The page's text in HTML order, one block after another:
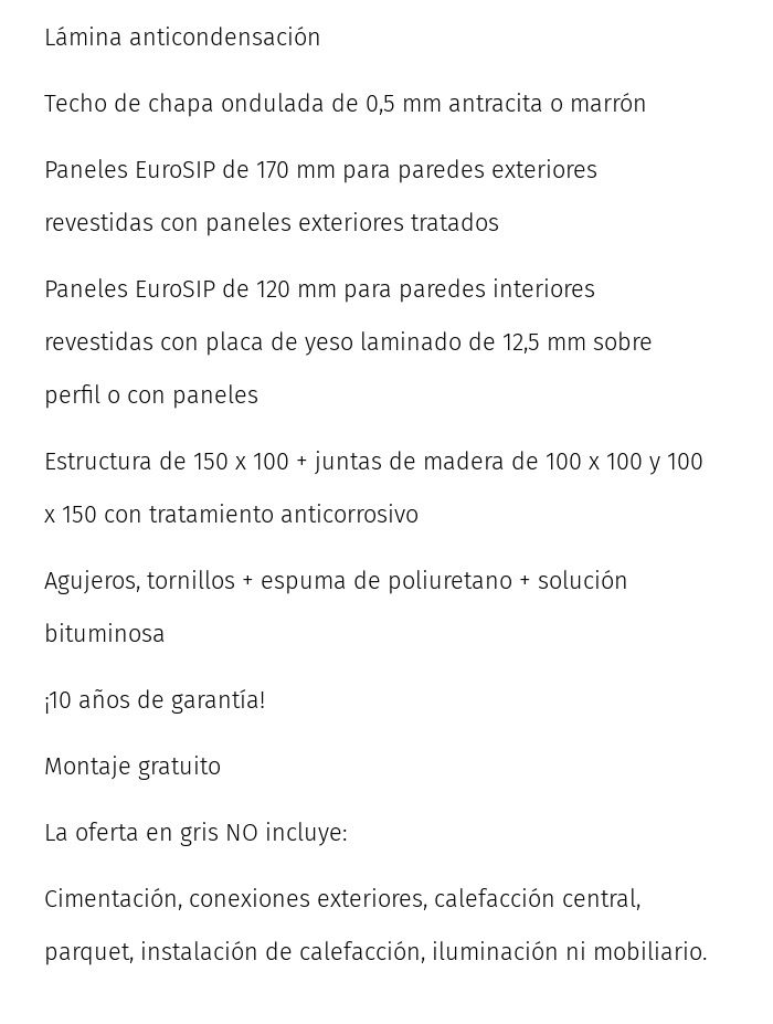
Lámina anticondensación
Techo de chapa ondulada de 0,5 mm antracita o marrón
Paneles EuroSIP de 170 mm para paredes exteriores
revestidas con paneles exteriores tratados
Paneles EuroSIP de 120 mm para paredes interiores
revestidas con placa de yeso laminado de 12,5 mm sobre
perfil o con paneles
Estructura de 150 x 100 + juntas de madera de 100 x 100 y 100
x 150 con tratamiento anticorrosivo
Agujeros, tornillos + espuma de poliuretano + solución
bituminosa
¡10 años de garantía!
Montaje gratuito
La oferta en gris NO incluye:
Cimentación, conexiones exteriores, calefacción central,
parquet, instalación de calefacción, iluminación ni mobiliario.